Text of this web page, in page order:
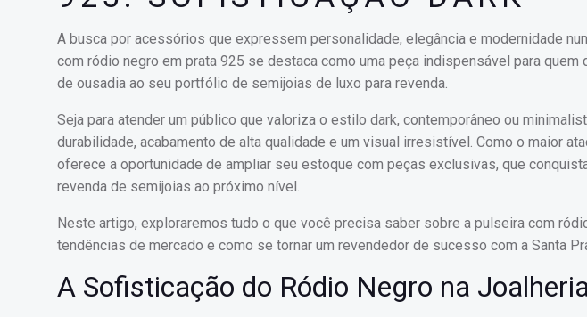
A busca por acessórios que expressem personalidade, elegância e modernidade
com ródio negro em prata 925 se destaca como uma peça indispensável para
de ousadia ao seu portfólio de semijoias de luxo para revenda.
Seja para atender um público que valoriza o estilo dark, contemporâneo ou
durabilidade, acabamento de alta qualidade e um visual irresistível. Como o maior
oferece a oportunidade de ampliar seu estoque com peças exclusivas, que
revenda de semijoias ao próximo nível.
Neste artigo, exploraremos tudo o que você precisa saber sobre a pulseira com
tendências de mercado e como se tornar um revendedor de sucesso com a Santa
A Sofisticação do Ródio Negro na